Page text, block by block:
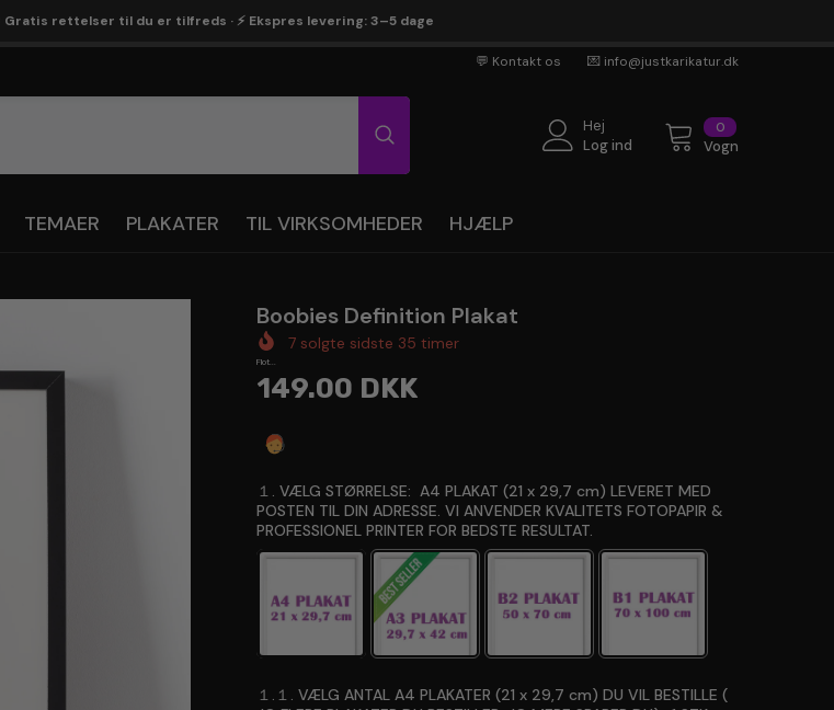
rettelser til du er tilfreds · ⚡ Ekspres levering: 3–5 dage
💬 Kontakt os 💌 info@justkarikatur.dk
00
genstande
Vogn
Hej
Log ind
TEMAER PLAKATER TIL VIRKSOMHEDER HJÆLP
Boobies Definition Plakat
7 solgte sidste 35 timer
Flot...
149.00 DKK
１. VÆLG STØRRELSE: A4 PLAKAT (21 x 29,7 cm) LEVERET MED
POSTEN TIL DIN ADRESSE. VI ANVENDER KVALITETS FOTOPAPIR &
PROFESSIONEL PRINTER FOR BEDSTE RESULTAT.
１.１. VÆLG ANTAL A4 PLAKATER (21 x 29,7 cm) DU VIL BESTILLE (